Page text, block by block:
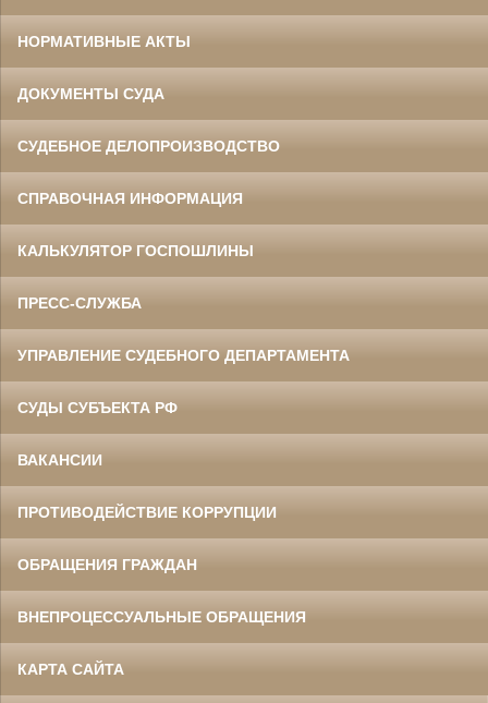
НОРМАТИВНЫЕ АКТЫ
ДОКУМЕНТЫ СУДА
СУДЕБНОЕ ДЕЛОПРОИЗВОДСТВО
СПРАВОЧНАЯ ИНФОРМАЦИЯ
КАЛЬКУЛЯТОР ГОСПОШЛИНЫ
ПРЕСС-СЛУЖБА
УПРАВЛЕНИЕ СУДЕБНОГО ДЕПАРТАМЕНТА
СУДЫ СУБЪЕКТА РФ
ВАКАНСИИ
ПРОТИВОДЕЙСТВИЕ КОРРУПЦИИ
ОБРАЩЕНИЯ ГРАЖДАН
ВНЕПРОЦЕССУАЛЬНЫЕ ОБРАЩЕНИЯ
КАРТА САЙТА